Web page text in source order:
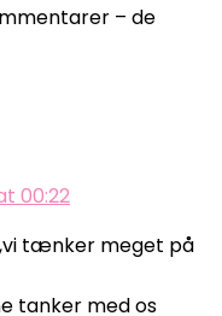
– de
00:22
tænker meget på
tanker med os